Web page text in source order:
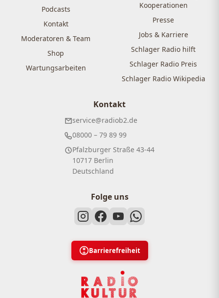
Podcasts
Kontakt
Moderatoren & Team
Shop
Wartungsarbeiten
Kooperationen
Presse
Jobs & Karriere
Schlager Radio hilft
Schlager Radio Preis
Schlager Radio Wikipedia
Kontakt
service@radiob2.de
08000 – 79 89 99
Pfalzburger Straße 43-44
10717 Berlin
Deutschland
Folge uns
Barrierefreiheit